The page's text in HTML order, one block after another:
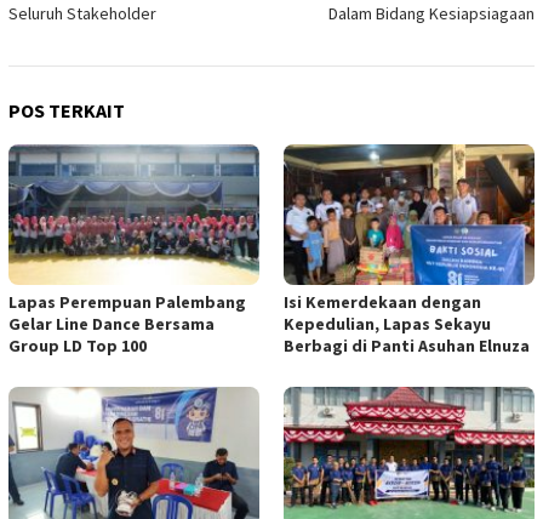
Seluruh Stakeholder
Dalam Bidang Kesiapsiagaan
POS TERKAIT
Lapas Perempuan Palembang
Gelar Line Dance Bersama
Group LD Top 100
Isi Kemerdekaan dengan
Kepedulian, Lapas Sekayu
Berbagi di Panti Asuhan Elnuza